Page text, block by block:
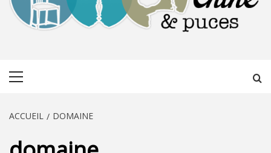
ACCUEIL DOMAINE